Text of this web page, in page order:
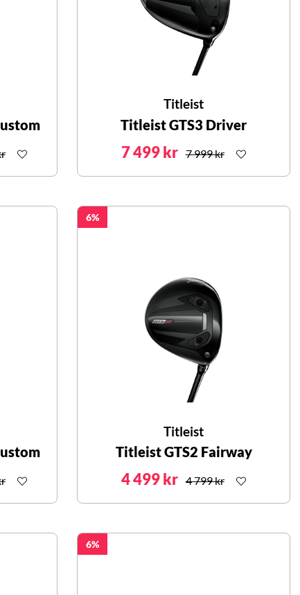
Titleist
Titleist GTS3 Driver
7 499 kr 7 999 kr
6
Titleist
Titleist GTS2 Fairway
4 499 kr 4 799 kr
6